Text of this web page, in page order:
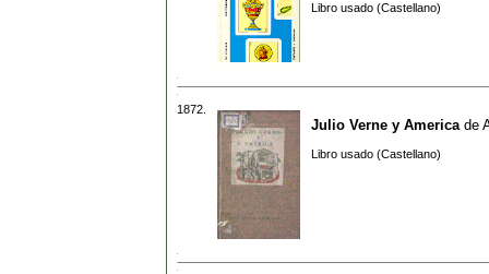
Libro usado (Castellano)
1872.
Julio Verne y America de
Libro usado (Castellano)